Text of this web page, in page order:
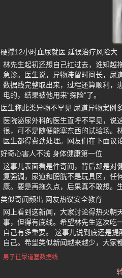
硬撑12小时血尿就医 延误治疗风险大
林先生起初还想自己扛过去，谁知越
急诊。医生说，异物滞留时间长，尿
数据线完整取出来，过程还算顺利，
电的，结果被他用来“探险”了。
医生称此类异物不罕见 尿道异物案例
医院泌尿外科的医生直呼不罕见，说
很，可不是随便能塞东西的试验场。
医生都得费劲处理。网友们在下面议
好奇心害人不浅 身体健康第一位
这事儿表面看是件奇闻，背后却是对
复强调，尿道和膀胱不是玩具区，任
康。要是再拖久点，后果真不敢想。
类似奇闻频出 网友热议安全教育
网上看到这新闻，大家讨论得热火朝
事，但得有底线。希望林先生这次吃
自己有多重要。 这事儿说到底还是
自己。希望类似新闻越来越少，大家
男子往尿道塞数据线